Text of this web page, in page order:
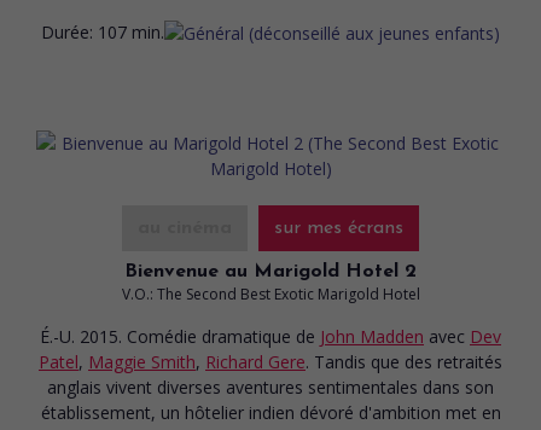
Durée: 107 min.
sur mes écrans
Bienvenue au Marigold Hotel 2
V.O.: The Second Best Exotic Marigold Hotel
É.-U. 2015. Comédie dramatique de John Madden avec Dev
Patel, Maggie Smith, Richard Gere. Tandis que des retraités
anglais vivent diverses aventures sentimentales dans son
établissement, un hôtelier indien dévoré d'ambition met en